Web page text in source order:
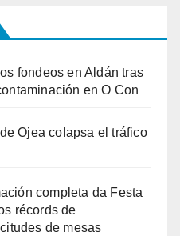
fondeos en Aldán tras
en O Con
Ojea colapsa el tráfico
completa da Festa
récords de
de mesas